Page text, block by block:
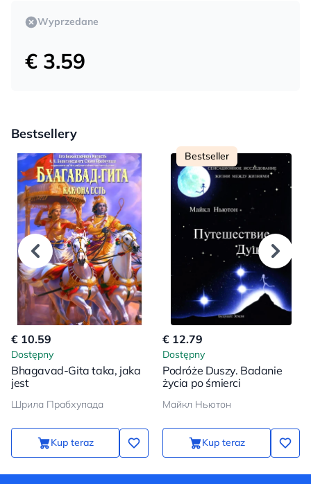
Wyprzedane
€ 3.59
Bestsellery
€ 10.59
Dostępny
Bhagavad-Gita taka, jaka
jest
Шрила Прабхупада
Kup teraz
Bestseller
€ 12.79
Dostępny
Podróże Duszy. Badanie
życia po śmierci
Майкл Ньютон
Kup teraz